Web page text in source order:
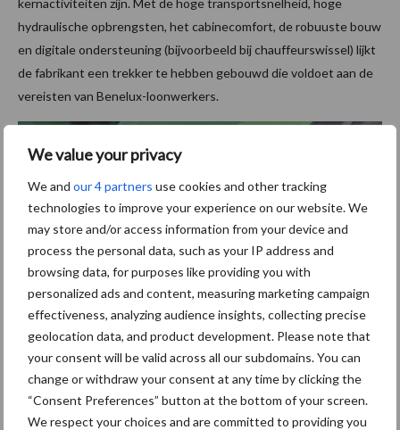
We value your privacy
We and our 4 partners use cookies and other tracking
technologies to improve your experience on our website. We
may store and/or access information from your device and
process the personal data, such as your IP address and
browsing data, for purposes like providing you with
personalized ads and content, measuring marketing campaign
effectiveness, analyzing audience insights, collecting precise
geolocation data, and product development. Please note that
your consent will be valid across all our subdomains. You can
change or withdraw your consent at any time by clicking the
“Consent Preferences” button at the bottom of your screen.
We respect your choices and are committed to providing you
kernactiviteiten zijn. Met de hoge transportsnelheid, hoge
hydraulische opbrengsten, het cabinecomfort, de robuuste bouw
en digitale ondersteuning (bijvoorbeeld bij chauffeurswissel) lijkt
de fabrikant een trekker te hebben gebouwd die voldoet aan de
vereisten van Benelux-loonwerkers.
De bediening op het spatbord staat in de pre-serie te hoog. Dit
werd ondertussen aangepast.
Een volledig verslag van het bezoek aan Deutz-Fahr, is te lezen in